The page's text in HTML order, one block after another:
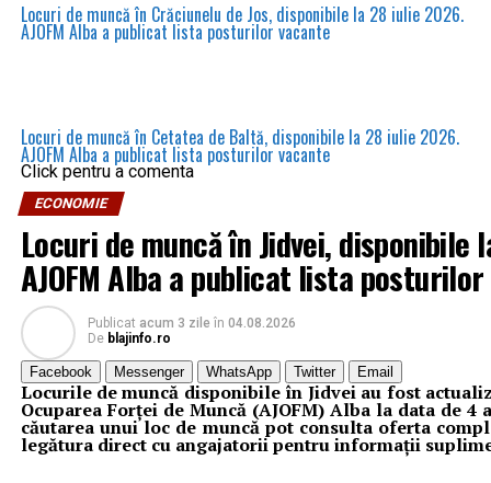
Locuri de muncă în Crăciunelu de Jos, disponibile la 28 iulie 2026.
AJOFM Alba a publicat lista posturilor vacante
Locuri de muncă în Cetatea de Baltă, disponibile la 28 iulie 2026.
AJOFM Alba a publicat lista posturilor vacante
Click pentru a comenta
ECONOMIE
Locuri de muncă în Jidvei, disponibile
AJOFM Alba a publicat lista
Publicat acum 3 zile în 04.08.2026
De blajinfo.ro
Facebook Messenger WhatsApp Twitter Email
Locurile de muncă disponibile în Jidvei au fost
Ocuparea Forței de Muncă (AJOFM) Alba la data de 4
căutarea unui loc de muncă pot consulta oferta
legătura direct cu angajatorii pentru informații